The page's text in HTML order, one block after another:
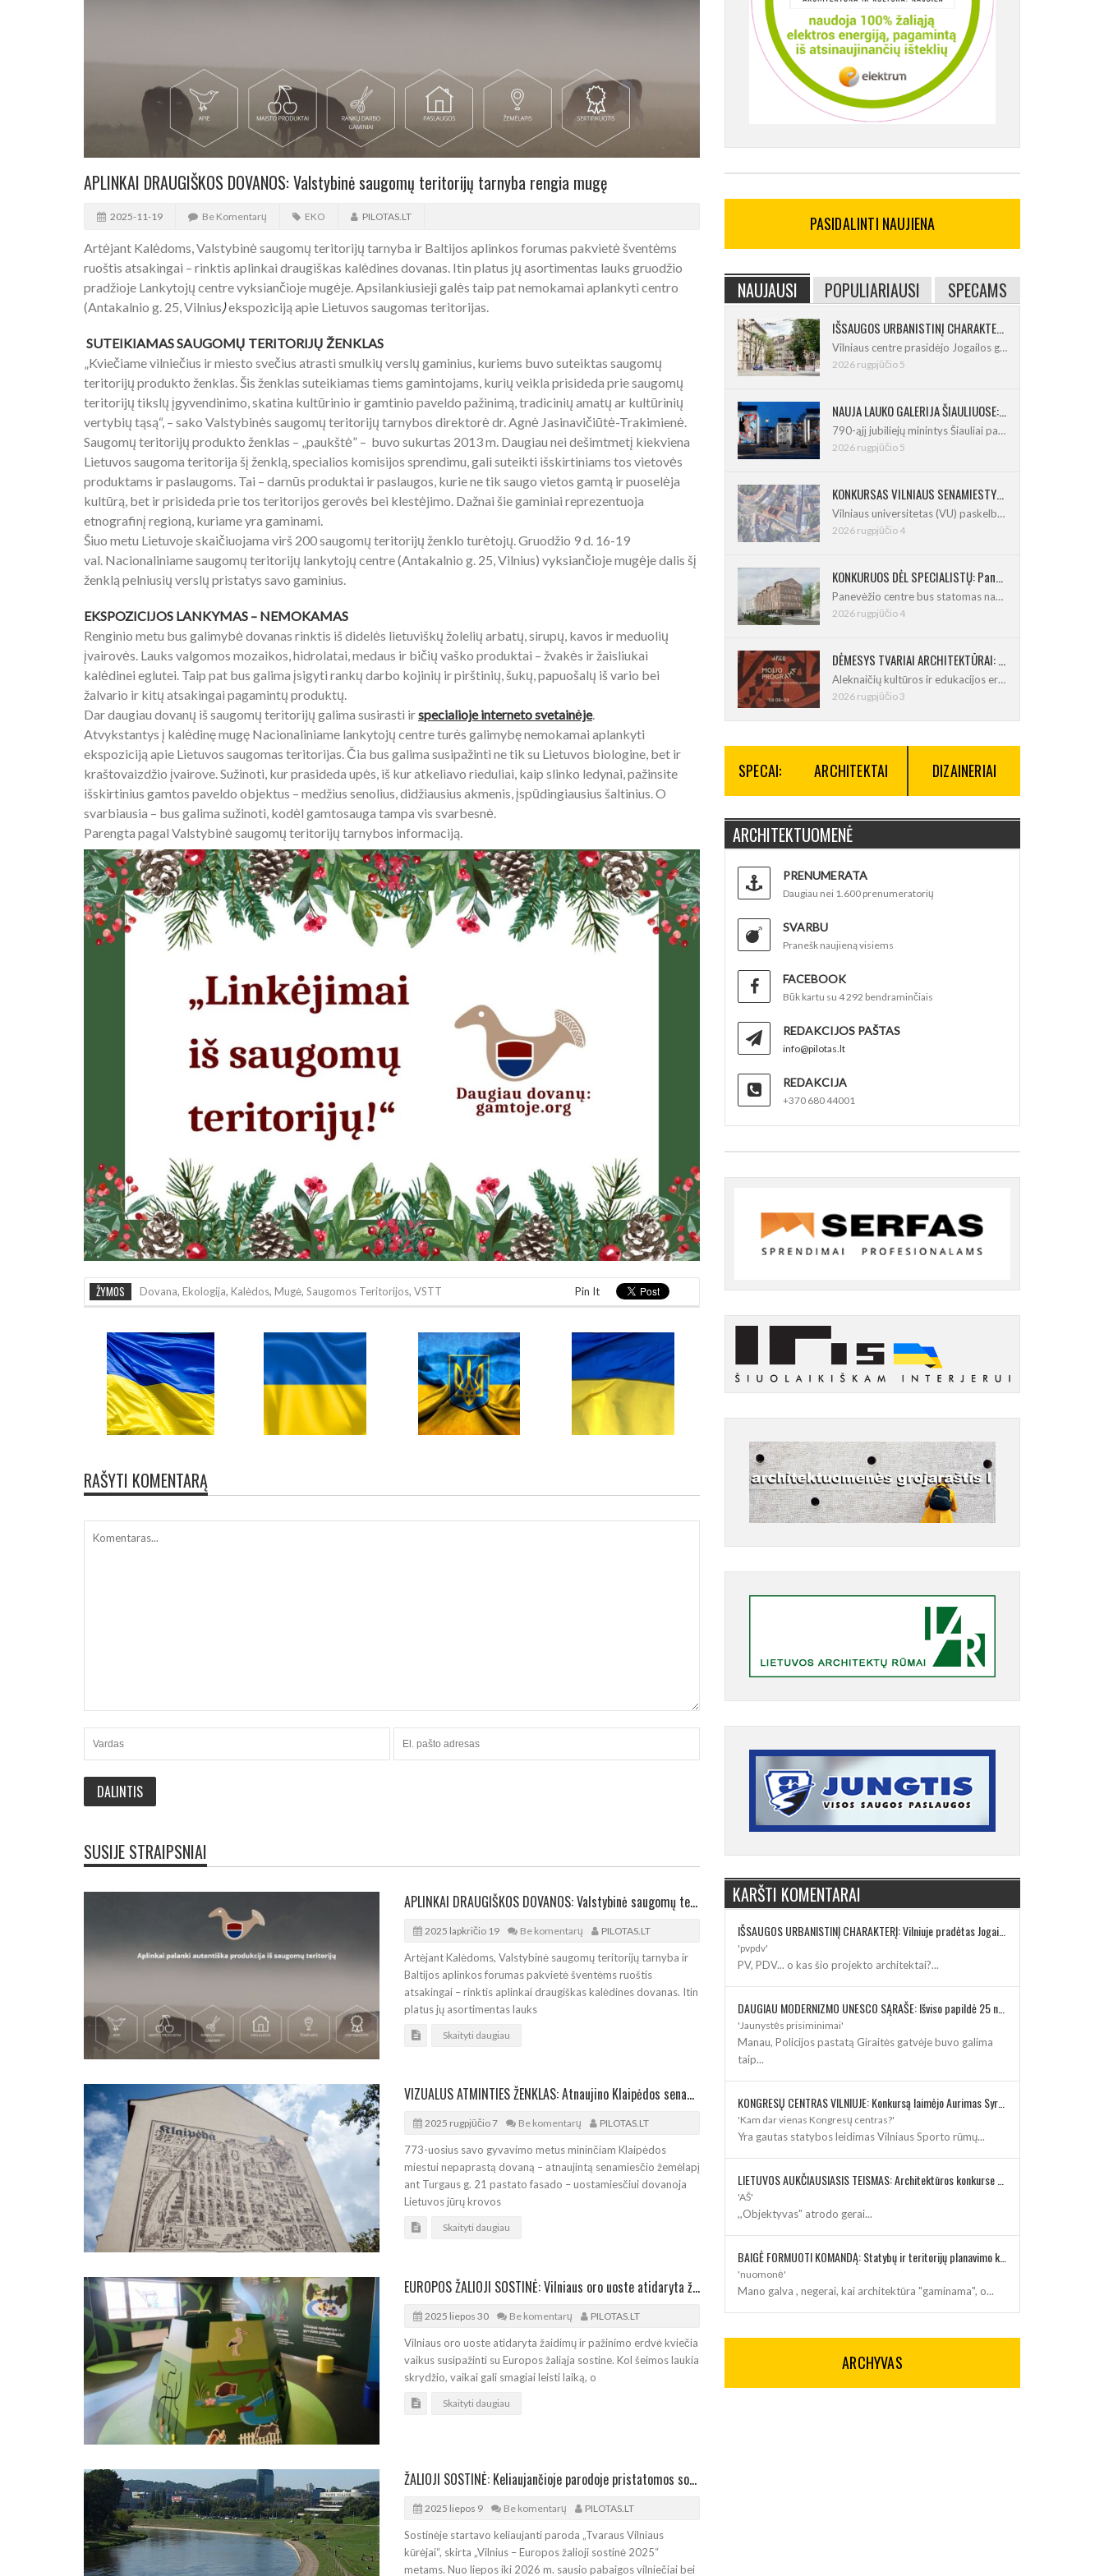
APLINKAI DRAUGIŠKOS DOVANOS: Valstybinė saugomų teritorijų tarnyba rengia mugę
2025-11-19 Be Komentarų EKO PILOTAS.LT
Artėjant Kalėdoms, Valstybinė saugomų teritorijų tarnyba ir Baltijos aplinkos forumas pakvietė šventėms
ruoštis atsakingai – rinktis aplinkai draugiškas kalėdines dovanas. Itin platus jų asortimentas lauks gruodžio
pradžioje Lankytojų centre vyksiančioje mugėje. Apsilankiusieji galės taip pat nemokamai aplankyti centro
(Antakalnio g. 25, Vilnius)ekspoziciją apie Lietuvos saugomas teritorijas.
SUTEIKIAMAS SAUGOMŲ TERITORIJŲ ŽENKLAS
„Kviečiame vilniečius ir miesto svečius atrasti smulkių verslų gaminius, kuriems buvo suteiktas saugomų
teritorijų produkto ženklas. Šis ženklas suteikiamas tiems gamintojams, kurių veikla prisideda prie saugomų
teritorijų tikslų įgyvendinimo, skatina kultūrinio ir gamtinio paveldo pažinimą, tradicinių amatų ar kultūrinių
vertybių tąsą“, – sako Valstybinės saugomų teritorijų tarnybos direktorė dr. Agnė Jasinavičiūtė-Trakimienė.
Saugomų teritorijų produkto ženklas – „paukštė” – buvo sukurtas 2013 m. Daugiau nei dešimtmetį kiekviena
Lietuvos saugoma teritorija šį ženklą, specialios komisijos sprendimu, gali suteikti išskirtiniams tos vietovės
produktams ir paslaugoms. Tai – darnūs produktai ir paslaugos, kurie ne tik saugo vietos gamtą ir puoselėja
kultūrą, bet ir prisideda prie tos teritorijos gerovės bei klestėjimo. Dažnai šie gaminiai reprezentuoja
etnografinį regioną, kuriame yra gaminami.
Šiuo metu Lietuvoje skaičiuojama virš 200 saugomų teritorijų ženklo turėtojų. Gruodžio 9 d. 16-19
val. Nacionaliniame saugomų teritorijų lankytojų centre (Antakalnio g. 25, Vilnius) vyksiančioje mugėje dalis šį
ženklą pelniusių verslų pristatys savo gaminius.
EKSPOZICIJOS LANKYMAS – NEMOKAMAS
Renginio metu bus galimybė dovanas rinktis iš didelės lietuviškų žolelių arbatų, sirupų, kavos ir meduolių
įvairovės. Lauks valgomos mozaikos, hidrolatai, medaus ir bičių vaško produktai – žvakės ir žaisliukai
kalėdinei eglutei. Taip pat bus galima įsigyti rankų darbo kojinių ir pirštinių, šukų, papuošalų iš vario bei
žalvario ir kitų atsakingai pagamintų produktų.
Dar daugiau dovanų iš saugomų teritorijų galima susirasti irspecialioje interneto svetainėje.
Atvykstantys į kalėdinę mugę Nacionaliniame lankytojų centre turės galimybę nemokamai aplankyti
ekspoziciją apie Lietuvos saugomas teritorijas. Čia bus galima susipažinti ne tik su Lietuvos biologine, bet ir
kraštovaizdžio įvairove. Sužinoti, kur prasideda upės, iš kur atkeliavo rieduliai, kaip slinko ledynai, pažinsite
išskirtinius gamtos paveldo objektus – medžius senolius, didžiausius akmenis, įspūdingiausius šaltinius. O
svarbiausia – bus galima sužinoti, kodėl gamtosauga tampa vis svarbesnė.
Parengta pagal Valstybinė saugomų teritorijų tarnybos informaciją.
ŽYMOS Dovana, Ekologija, Kalėdos, Mugė, Saugomos Teritorijos, VSTT Pin It
RAŠYTI KOMENTARĄ
SUSIJE STRAIPSNIAI
APLINKAI DRAUGIŠKOS DOVANOS: Valstybinė saugomų teritorijų tarnyba rengia mugę
2025 lapkričio 19 Be komentarų PILOTAS.LT
Artėjant Kalėdoms, Valstybinė saugomų teritorijų tarnyba ir
Baltijos aplinkos forumas pakvietė šventėms ruoštis
atsakingai – rinktis aplinkai draugiškas kalėdines dovanas. Itin
platus jų asortimentas lauks
Skaityti daugiau
VIZUALUS ATMINTIES ŽENKLAS: Atnaujino Klaipėdos senamiesčio žemėlapio pano
2025 rugpjūčio 7 Be komentarų PILOTAS.LT
773-uosius savo gyvavimo metus mininčiam Klaipėdos
miestui nepaprastą dovaną – atnaujintą senamiesčio žemėlapį
ant Turgaus g. 21 pastato fasado – uostamiesčiui dovanoja
Lietuvos jūrų krovos
Skaityti daugiau
EUROPOS ŽALIOJI SOSTINĖ: Vilniaus oro uoste atidaryta žaidimų ir pažinimo erdvė vaikams
2025 liepos 30 Be komentarų PILOTAS.LT
Vilniaus oro uoste atidaryta žaidimų ir pažinimo erdvė kviečia
vaikus susipažinti su Europos žaliąja sostine. Kol šeimos laukia
skrydžio, vaikai gali smagiai leisti laiką, o
Skaityti daugiau
ŽALIOJI SOSTINĖ: Keliaujančioje parodoje pristatomos sostinės tvariosios iniciatyvos
2025 liepos 9 Be komentarų PILOTAS.LT
Sostinėje startavo keliaujanti paroda „Tvaraus Vilniaus
kūrėjai“, skirta „Vilnius – Europos žalioji sostinė 2025“
metams. Nuo liepos iki 2026 m. sausio pabaigos vilniečiai bei
PASIDALINTI NAUJIENA
NAUJAUSI POPULIARIAUSI SPECAMS
IŠSAUGOS URBANISTINĮ CHARAKTERĮ: Vilniuje pradėtas Jogailos gatvės remontas
Vilniaus centre prasidėjo Jogailos gatvės
2026 rugpjūčio 5
NAUJA LAUKO GALERIJA ŠIAULIUOSE: Pirmoje ekspozicijoje – Eduardo Juchnevičiaus kūryba
790-ąjį jubiliejų minintys Šiauliai pasipildo
2026 rugpjūčio 5
KONKURSAS VILNIAUS SENAMIESTYJE: Vilniaus universitetui reikia pedagogų rengimo centro
Vilniaus universitetas (VU) paskelbė pastatų
2026 rugpjūčio 4
KONKURUOS DĖL SPECIALISTŲ: Panevėžio centre iškils naujas 21 būsto namas
Panevėžio centre bus statomas naujas
2026 rugpjūčio 4
DĖMESYS TVARIAI ARCHITEKTŪRAI: Architektus ir dizainerius kviečia į molio programą
Aleknaičių kultūros ir edukacijos erdvė
2026 rugpjūčio 3
SPECAI: ARCHITEKTAI DIZAINERIAI
ARCHITEKTUOMENĖ
PRENUMERATA
Daugiau nei 1.600 prenumeratorių
SVARBU
Pranešk naujieną visiems
FACEBOOK
Būk kartu su 4 292 bendraminčiais
REDAKCIJOS PAŠTAS
info@pilotas.lt
REDAKCIJA
+370 680 44001
KARŠTI KOMENTARAI
IŠSAUGOS URBANISTINĮ CHARAKTERĮ: Vilniuje pradėtas Jogailos gatvės remontas
'pvpdv'
PV, PDV... o kas šio projekto architektai?...
DAUGIAU MODERNIZMO UNESCO SĄRAŠE: Išviso papildė 25 nauji paveldo objektai
'Jaunystės prisiminimai'
Manau, Policijos pastatą Giraitės gatvėje buvo galima
taip...
KONGRESŲ CENTRAS VILNIUJE: Konkursą laimėjo Aurimas Syrusas su „IMPLMNT architects“
'Kam dar vienas Kongresų centras?'
Yra gautas statybos leidimas Vilniaus Sporto rūmų...
LIETUVOS AUKČIAUSIASIS TEISMAS: Architektūros konkurse varžosi 8 rekonstrukcijos vizijos
'AŠ'
,,Objektyvas" atrodo gerai...
BAIGĖ FORMUOTI KOMANDĄ: Statybų ir teritorijų planavimo klausimus kuruos architektė
'nuomonė'
Mano galva , negerai, kai architektūra "gaminama", o...
ARCHYVAS